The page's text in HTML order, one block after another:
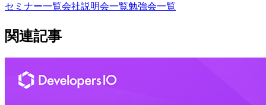
セミナー一覧会社説明会一覧勉強会一覧
関連記事